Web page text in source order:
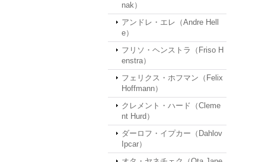
nak）
アンドレ・エレ（Andre Hell
e）
フリソ・ヘンストラ（Friso H
enstra）
フェリクス・ホフマン（Felix
Hoffmann）
クレメント・ハード（Cleme
nt Hurd）
ダーロフ・イプカー（Dahlov
Ipcar）